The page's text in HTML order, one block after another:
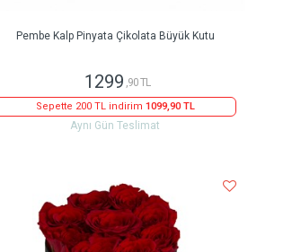
Pembe Kalp Pinyata Çikolata Büyük Kutu
1299 ,90 TL
Sepette 200 TL indirim 1099,90 TL
Aynı Gün Teslimat